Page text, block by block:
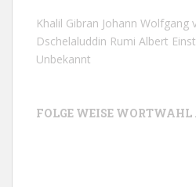
Khalil Gibran Johann Wolfgang
Dschelaluddin Rumi Albert
Unbekannt
FOLGE WEISE WORTWAHL